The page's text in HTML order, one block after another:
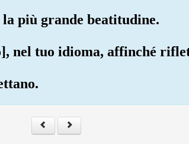
più grande beatitudine.
nel tuo idioma, affinché